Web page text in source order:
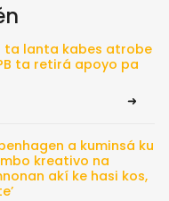
ta lanta kabes atrobe
ta retirá apoyo pa
a kuminsá ku
kreativo na
akí ke hasi kos,